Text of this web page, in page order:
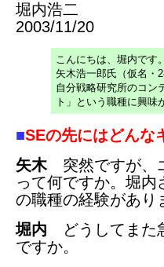
堀内浩二
2003/11/20
こんにちは、堀内です
矢木浩一郎氏（仮名・
自分戦略研究所のコン
ト」という職種に興味
■SEの先にはどんな
矢木突然ですが、
って何ですか。堀
の職種の経験があり
堀内 どうしてまた
ですか。